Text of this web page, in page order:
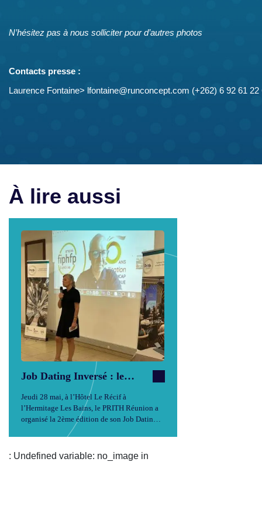
N’hésitez pas à nous solliciter pour d’autres photos
Contacts presse :
Laurence Fontaine> lfontaine@runconcept.com (+262) 6 92 61 22
À lire aussi
Job Dating Inversé : le
PRITH Réunion renverse
(encore) les codes du
recrutement inclusif
Jeudi 28 mai, à l’Hôtel Le Récif à
l’Hermitage Les Bains, le PRITH Réunion a
organisé la 2ème édition de son Job Dating
Inversé. Ce format inclusif et innovant
recrutement, à commencer par un dispositif
: Undefined variable: no_image in